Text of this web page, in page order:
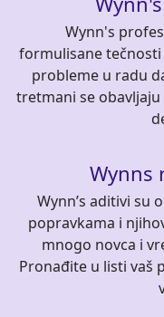
Wynn's
formulisane tečnosti
probleme u radu
tretmani se
Wynns
Wynn’s aditivi su
popravkama i
mnogo novca i
Pronađite u listi vaš